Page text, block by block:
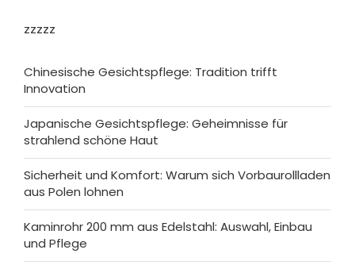
zzzzz
Chinesische Gesichtspflege: Tradition trifft
Innovation
Japanische Gesichtspflege: Geheimnisse für
strahlend schöne Haut
Sicherheit und Komfort: Warum sich Vorbaurollladen
aus Polen lohnen
Kaminrohr 200 mm aus Edelstahl: Auswahl, Einbau
und Pflege